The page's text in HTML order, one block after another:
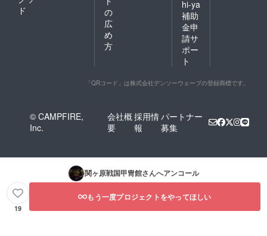
ド
の
広
め
方
hi-ya
補助
金申
請サ
ポー
ト
「QRコード」は株式会社デンソーウェーブの登録商標です。
© CAMPFIRE,
Inc.
会社概
要
採用情
報
パートナー
募集
関ヶ原戦国甲冑館さんへアンコール
19
もう一度プロジェクトをやってほしい